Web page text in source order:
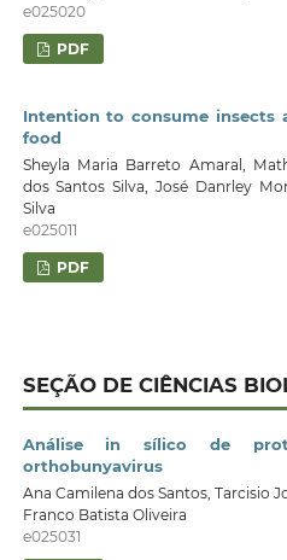
e025020
PDF
Intention to consume insects
food
Sheyla Maria Barreto Amaral,
dos Santos Silva, José Danrley
Silva
e025011
PDF
SEÇÃO DE CIÊNCIAS
Análise in sílico de
orthobunyavirus
Ana Camilena dos Santos, Tarcisio
Franco Batista Oliveira
e025031